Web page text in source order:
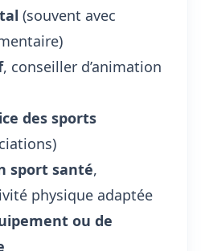
(souvent avec
, conseiller d’animation
des sports
sport santé,
physique adaptée
ou de